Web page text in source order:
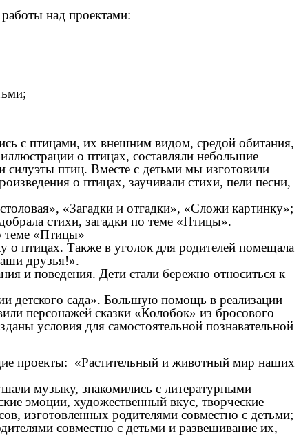
над проектами:
с птицами, их внешним видом, средой обитания,
о птицах, составляли небольшие
силуэты птиц. Вместе с детьми мы изготовили
о птицах, заучивали стихи, пели песни,
«Загадки и отгадки», «Сложи картинку»;
стихи, загадки по теме «Птицы».
теме «Птицы»
птицах. Также в уголок для родителей помещала
друзья!».
и поведения. Дети стали бережно относиться к
детского сада». Большую помощь в реализации
персонажей сказки «Колобок» из бросового
условия для самостоятельной познавательной
проекты: «Растительный и животный мир наших
музыку, знакомились с литературными
эмоции, художественный вкус, творческие
изготовленных родителями совместно с детьми;
совместно с детьми и развешивание их,